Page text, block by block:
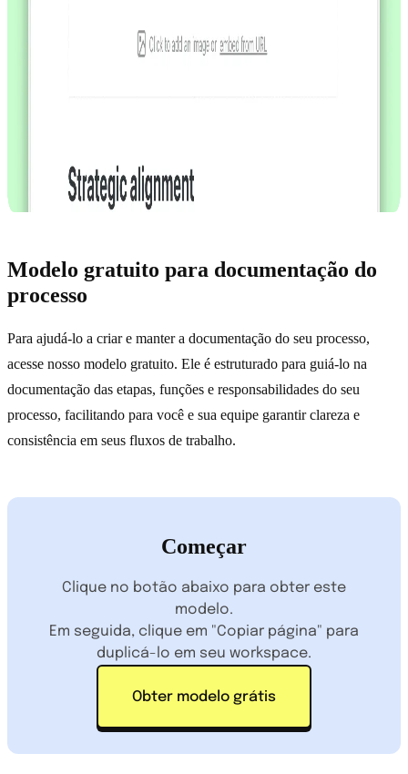
Modelo gratuito para documentação do
processo
Para ajudá-lo a criar e manter a documentação do seu processo,
acesse nosso modelo gratuito. Ele é estruturado para guiá-lo na
documentação das etapas, funções e responsabilidades do seu
processo, facilitando para você e sua equipe garantir clareza e
consistência em seus fluxos de trabalho.
Começar
Clique no botão abaixo para obter este
modelo.
Em seguida, clique em "Copiar página" para
duplicá-lo em seu workspace.
Obter modelo grátis